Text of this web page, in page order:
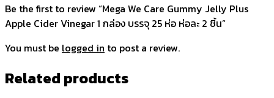
Be the first to review “Mega We Care Gummy Jelly Plus
Apple Cider Vinegar 1 กล่อง บรรจุ 25 ห่อ ห่อละ 2 ชิ้น”
You must be logged in to post a review.
Related products